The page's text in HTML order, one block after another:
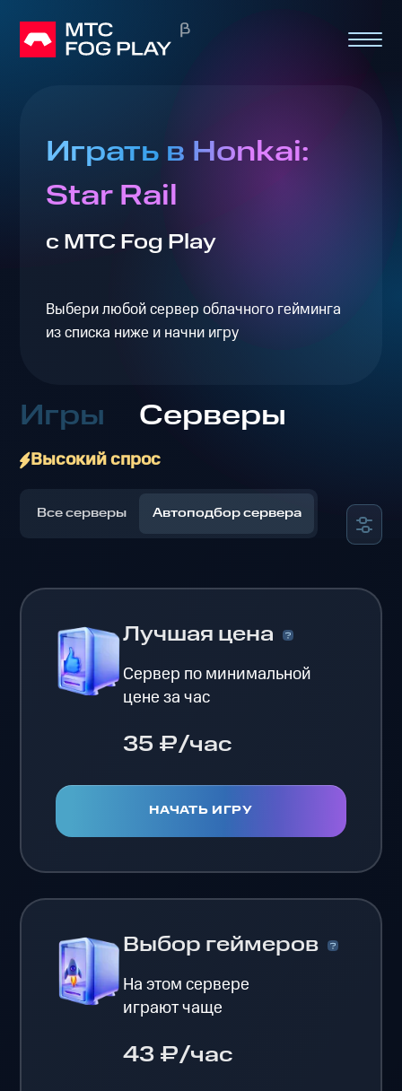
Играть в Honkai:
Star Rail
с МТС Fog Play
Выбери любой сервер облачного гейминга
из списка ниже и начни игру
Игры Серверы
Высокий спрос
Все серверы Автоподбор сервера
Лучшая цена
Сервер по минимальной
цене за час
35 ₽/час
НАЧАТЬ ИГРУ
Выбор геймеров
На этом сервере
играют чаще
43 ₽/час